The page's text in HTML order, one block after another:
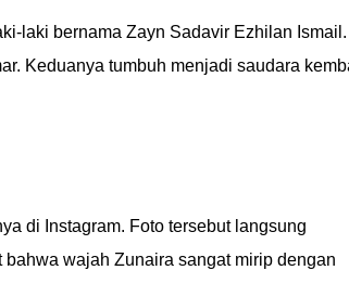
laki bernama Zayn Sadavir Ezhilan Ismail.
Keduanya tumbuh menjadi saudara
di Instagram. Foto tersebut langsung
wajah Zunaira sangat mirip dengan